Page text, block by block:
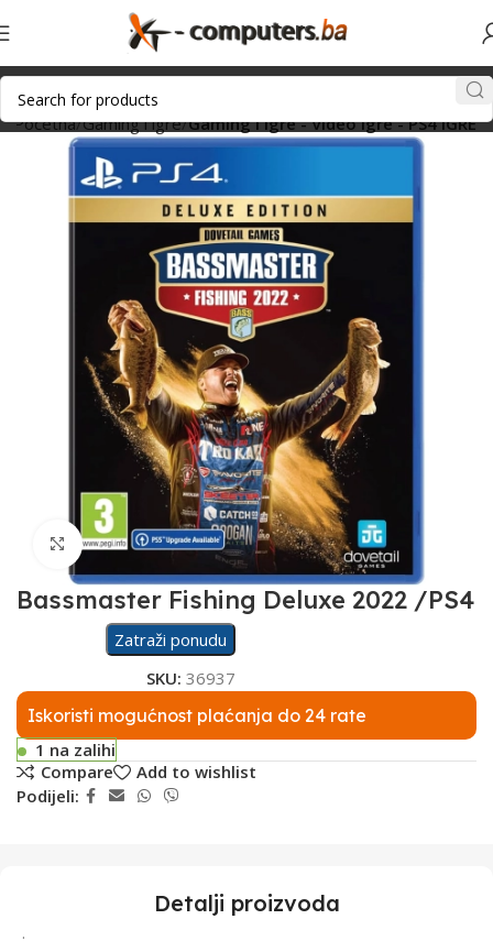
Početna Gaming i igre Gaming i igre - Video igre - PS4 IGRE
Click to enlarge
Bassmaster Fishing Deluxe 2022 /PS4
Zatraži ponudu
SKU: 36937
Iskoristi mogućnost plaćanja do 24 rate
1 na zalihi
Compare
Add to wishlist
Podijeli:
Detalji proizvoda
.